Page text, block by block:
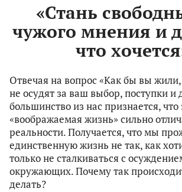
«Стань
чужого мнения и
что
Отвечая на вопрос «Как бы вы жили,
не осудят за ваш выбор, поступки и
большинство из нас признается, что
«воображаемая жизнь» сильно
реальности. Получается, что мы
единственную жизнь не так, как
только не сталкиваться с
окружающих. Почему так
делать?